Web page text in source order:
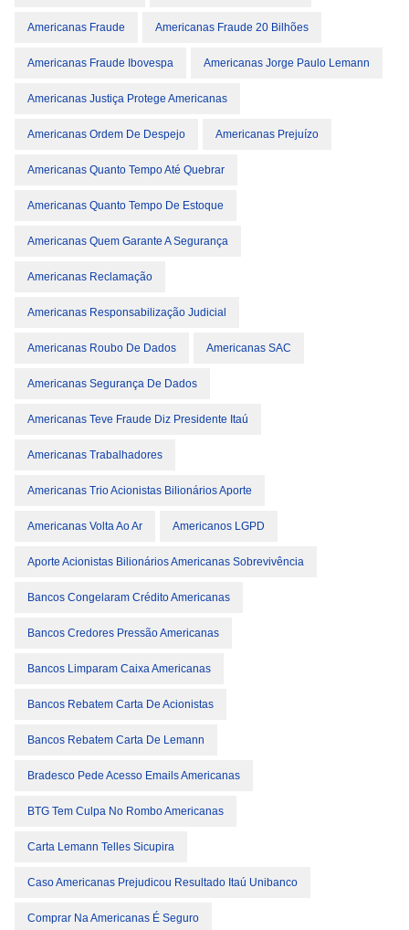
Americanas Fraude Americanas Fraude 20 Bilhões
Americanas Fraude Ibovespa Americanas Jorge Paulo Lemann
Americanas Justiça Protege Americanas
Americanas Ordem De Despejo Americanas Prejuízo
Americanas Quanto Tempo Até Quebrar
Americanas Quanto Tempo De Estoque
Americanas Quem Garante A Segurança
Americanas Reclamação
Americanas Responsabilização Judicial
Americanas Roubo De Dados Americanas SAC
Americanas Segurança De Dados
Americanas Teve Fraude Diz Presidente Itaú
Americanas Trabalhadores
Americanas Trio Acionistas Bilionários Aporte
Americanas Volta Ao Ar Americanos LGPD
Aporte Acionistas Bilionários Americanas Sobrevivência
Bancos Congelaram Crédito Americanas
Bancos Credores Pressão Americanas
Bancos Limparam Caixa Americanas
Bancos Rebatem Carta De Acionistas
Bancos Rebatem Carta De Lemann
Bradesco Pede Acesso Emails Americanas
BTG Tem Culpa No Rombo Americanas
Carta Lemann Telles Sicupira
Caso Americanas Prejudicou Resultado Itaú Unibanco
Comprar Na Americanas É Seguro